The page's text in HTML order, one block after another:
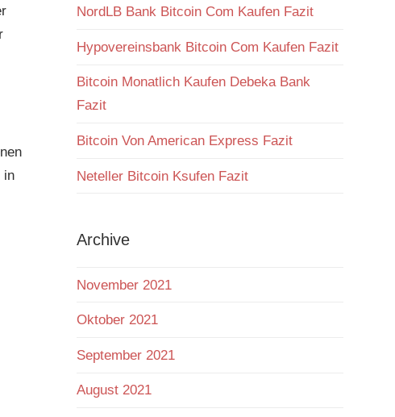
in
NordLB Bank Bitcoin Com Kaufen Fazit
Hypovereinsbank Bitcoin Com Kaufen Fazit
Bitcoin Monatlich Kaufen Debeka Bank
Fazit
Bitcoin Von American Express Fazit
Neteller Bitcoin Ksufen Fazit
Archive
November 2021
Oktober 2021
September 2021
August 2021